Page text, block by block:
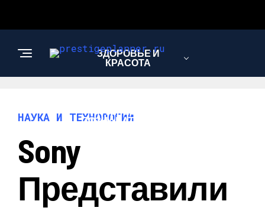
ЗДОРОВЬЕ И
КРАСОТА
ИНТЕРЕСНОЕ И
ПОЗНАВАТЕЛЬНОЕ
НАУКА И ТЕХНОЛОГИИ
Sony
Представили